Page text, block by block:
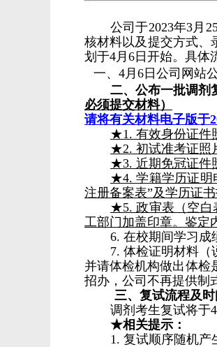
公司于2023年3月
核材料以及提交方式、
划于4月6日开始。具体
一、4月6日公司网站
二、公布一批调剂
必须提交材料）
请将有关材料电子版于
★1. 有效身份证件
★2. 初试准考证照
★3. 近期免冠证件
★4. 学籍学历证明
注册备案表”及学历证
★5. 政审表（空白
工部门加盖印章。鉴定
6. 在校期间学习成
7. 体检证明材料（
并请体检机构做出体检
招办，公司不再提供制
三、复试流程及
调剂考生复试将于
★相关提示：
1. 复试顺序随机产